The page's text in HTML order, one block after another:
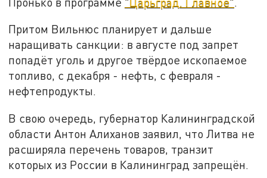
Притом Вильнюс планирует и дальше
наращивать санкции: в августе под запрет
попадёт уголь и другое твёрдое ископаемое
топливо, с декабря - нефть, с февраля -
нефтепродукты.
В свою очередь, губернатор Калининградской
области Антон Алиханов заявил, что Литва не
расширяла перечень товаров, транзит
которых из России в Калининград запрещён.